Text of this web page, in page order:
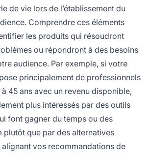
de vie lors de l’établissement du
Comprendre ces éléments
les produits qui résoudront
ou répondront à des besoins
audience. Par exemple, si votre
principalement de professionnels
45 ans avec un revenu disponible,
plus intéressés par des outils
font gagner du temps ou des
plutôt que par des alternatives
vos recommandations de